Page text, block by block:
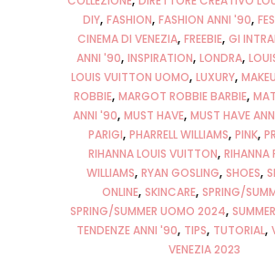
DIY FASHION FASHION ANNI '90
CINEMA DI VENEZIA FREEBIE GI
ANNI '90 INSPIRATION LONDRA
LOUIS VUITTON UOMO LUXURY
ROBBIE MARGOT ROBBIE BARBIE
ANNI '90 MUST HAVE MUST HAVE
PARIGI PHARRELL WILLIAMS PINK
RIHANNA LOUIS VUITTON RIHANNA
WILLIAMS RYAN GOSLING SHOES
ONLINE SKINCARE SPRING/
SPRING/SUMMER UOMO 2024 SUMMER
TENDENZE ANNI '90 TIPS TUTORIAL
VENEZIA 2023